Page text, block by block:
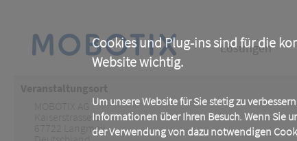
Cookies und Plug-ins sind für die
Website wichtig.
Um unsere Website für Sie stetig zu
Informationen über Ihren Besuch. Wenn Sie
der Verwendung von dazu notwendigen
content
Main
Lösungen
Kaiserstrasse 1
Langmeil